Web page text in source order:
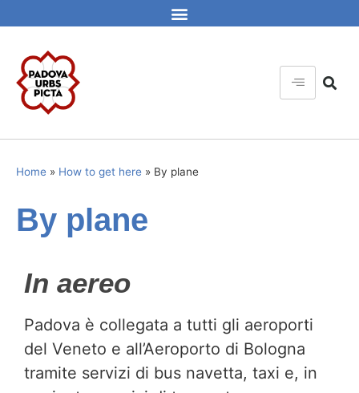
Home » How to get here » By plane
By plane
In aereo
Padova è collegata a tutti gli aeroporti
del Veneto e all’Aeroporto di Bologna
tramite servizi di bus navetta, taxi e, in